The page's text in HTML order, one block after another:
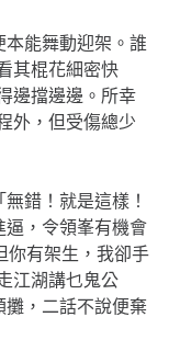
能舞動迎架。誰
其棍花細密快
邊擋邊邊。所幸
外，但受傷總少
錯！就是這樣！
，令領峯有機會
有架生，我卻手
江湖講乜鬼公
，二話不說便棄